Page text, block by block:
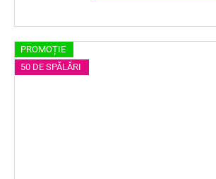
PROMOȚIE
50 DE SPĂLĂRI